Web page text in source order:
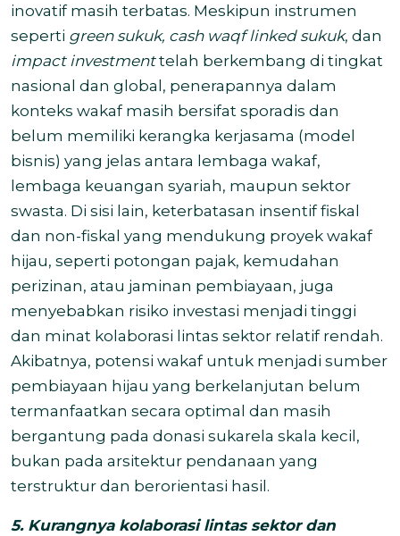
inovatif masih terbatas. Meskipun instrumen
seperti green sukuk, cash waqf linked sukuk, dan
impact investmenttelah berkembang di tingkat
nasional dan global, penerapannya dalam
konteks wakaf masih bersifat sporadis dan
belum memiliki kerangka kerjasama (model
bisnis) yang jelas antara lembaga wakaf,
lembaga keuangan syariah, maupun sektor
swasta. Di sisi lain, keterbatasan insentif fiskal
dan non-fiskal yang mendukung proyek wakaf
hijau, seperti potongan pajak, kemudahan
perizinan, atau jaminan pembiayaan, juga
menyebabkan risiko investasi menjadi tinggi
dan minat kolaborasi lintas sektor relatif rendah.
Akibatnya, potensi wakaf untuk menjadi sumber
pembiayaan hijau yang berkelanjutan belum
termanfaatkan secara optimal dan masih
bergantung pada donasi sukarela skala kecil,
bukan pada arsitektur pendanaan yang
terstruktur dan berorientasi hasil.
5. Kurangnya kolaborasi lintas sektor dan